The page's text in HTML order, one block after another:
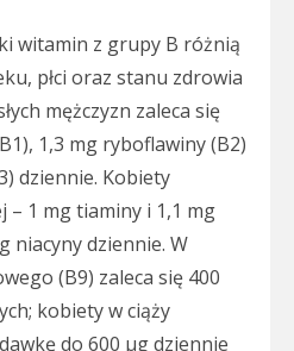
witamin z grupy B różnią
płci oraz stanu zdrowia
mężczyzn zaleca się
1,3 mg ryboflawiny (B2)
dziennie. Kobiety
1 mg tiaminy i 1,1 mg
niacyny dziennie. W
(B9) zaleca się 400
kobiety w ciąży
do 600 µg dziennie